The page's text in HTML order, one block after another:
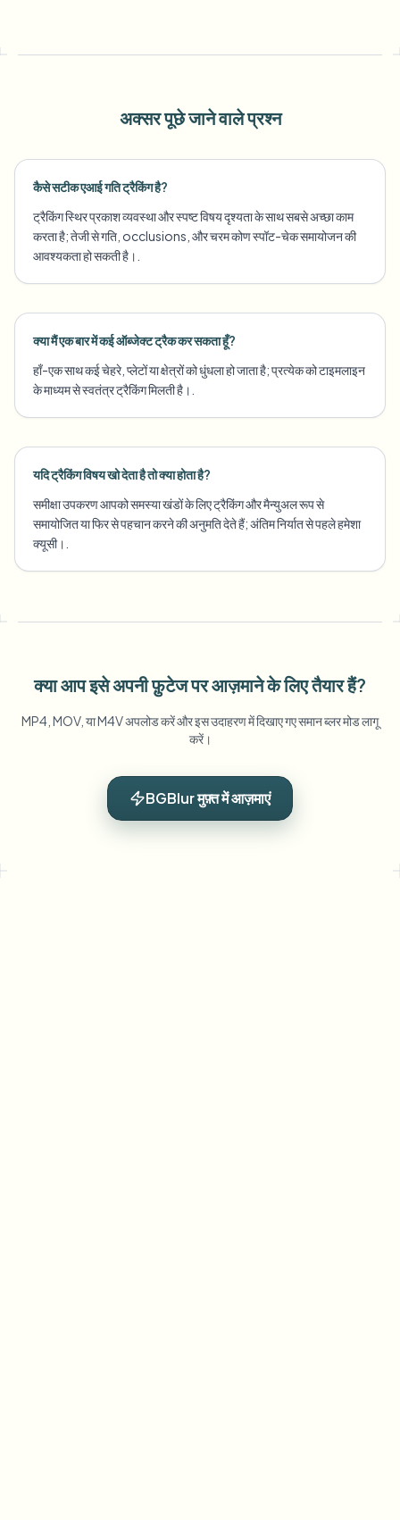
अक्सर पूछे जाने वाले प्रश्न
कैसे सटीक एआई गति ट्रैकिंग है?
ट्रैकिंग स्थिर प्रकाश व्यवस्था और स्पष्ट विषय दृश्यता के साथ सबसे अच्छा काम
करता है; तेजी से गति, occlusions, और चरम कोण स्पॉट-चेक समायोजन की
आवश्यकता हो सकती है।.
क्या मैं एक बार में कई ऑब्जेक्ट ट्रैक कर सकता हूँ?
हाँ-एक साथ कई चेहरे, प्लेटों या क्षेत्रों को धुंधला हो जाता है; प्रत्येक को टाइमलाइन
के माध्यम से स्वतंत्र ट्रैकिंग मिलती है।.
यदि ट्रैकिंग विषय खो देता है तो क्या होता है?
समीक्षा उपकरण आपको समस्या खंडों के लिए ट्रैकिंग और मैन्युअल रूप से
समायोजित या फिर से पहचान करने की अनुमति देते हैं; अंतिम निर्यात से पहले हमेशा
क्यूसी।.
क्या आप इसे अपनी फ़ुटेज पर आज़माने के लिए तैयार हैं?
MP4, MOV, या M4V अपलोड करें और इस उदाहरण में दिखाए गए समान ब्लर मोड लागू
करें।
BGBlur मुफ़्त में आज़माएं